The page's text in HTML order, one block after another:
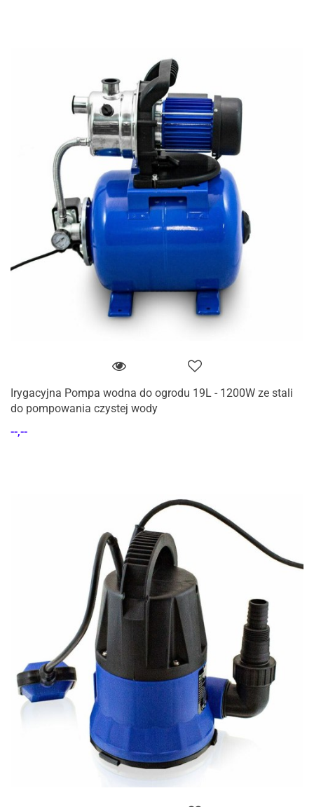
Irygacyjna Pompa wodna do ogrodu 19L - 1200W ze stali
do pompowania czystej wody
--,--